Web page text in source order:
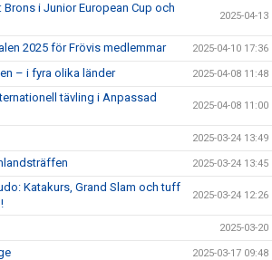
i Junior European Cup och
2025-04-13
2025 för Frövis medlemmar 2025-04-10 17:36
– i fyra olika länder 2025-04-08 11:48
tävling i Anpassad
2025-04-08 11:00
2025-03-24 13:49
2025-03-24 13:45
Katakurs, Grand Slam och tuff
2025-03-24 12:26
2025-03-20
2025-03-17 09:48